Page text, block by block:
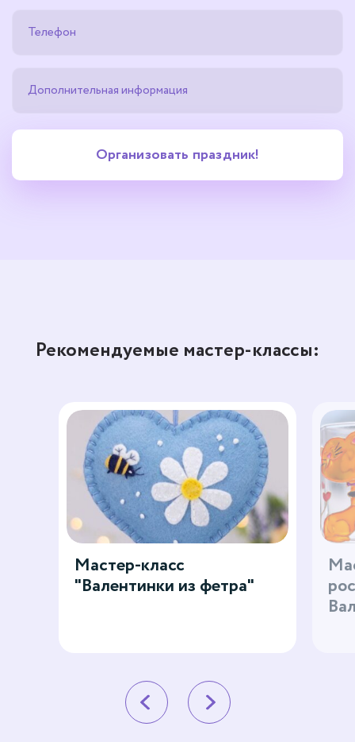
Рекомендуемые мастер-классы:
Мастер-класс
"Валентинки из фетра"